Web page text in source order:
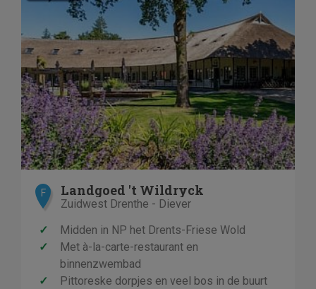
F Landgoed 't Wildryck
Zuidwest Drenthe - Diever
✓
Midden in NP het Drents-Friese Wold
✓
Met à-la-carte-restaurant en
binnenzwembad
✓
Pittoreske dorpjes en veel bos in de buurt